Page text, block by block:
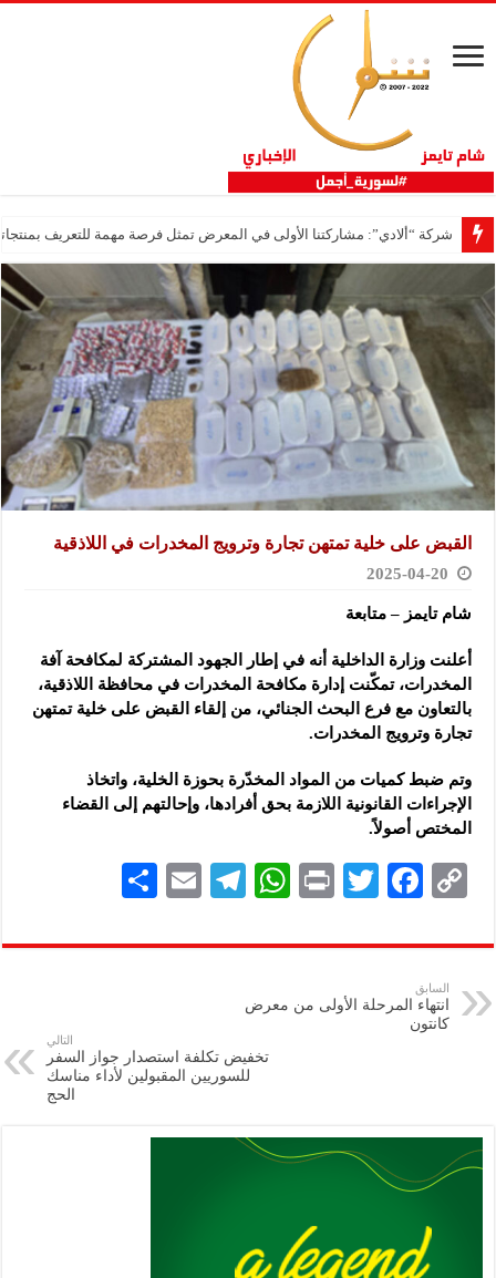
شركة “ألادي”: مشاركتنا الأولى في المعرض تمثل فرصة مهمة للتعريف
القبض على خلية تمتهن تجارة وترويج المخدرات في اللاذقية
2025-04-20
شام تايمز – متابعة
أعلنت وزارة الداخلية أنه في إطار الجهود المشتركة لمكافحة آفة
المخدرات، تمكّنت إدارة مكافحة المخدرات في محافظة اللاذقية،
بالتعاون مع فرع البحث الجنائي، من إلقاء القبض على خلية تمتهن
تجارة وترويج المخدرات.
وتم ضبط كميات من المواد المخدّرة بحوزة الخلية، واتخاذ
الإجراءات القانونية اللازمة بحق أفرادها، وإحالتهم إلى القضاء
المختص أصولاً.
C
p
y
Li
F
eb
k
T
tt
P
nt
W
at
A
p
p
Te
gr
E
ai
ar
السابق
انتهاء المرحلة الأولى من معرض
كانتون
التالي
تخفيض تكلفة استصدار جواز السفر
للسوريين المقبولين لأداء مناسك
الحج